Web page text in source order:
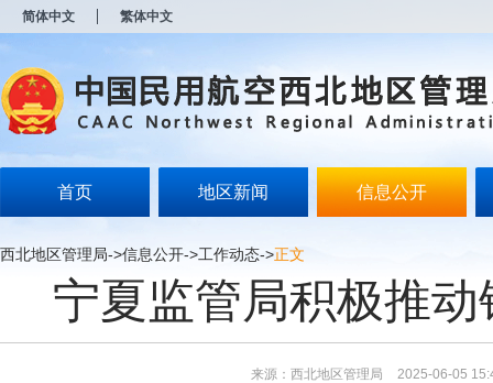
简体中文 繁体中文
首页 地区新闻 信息公开
西北地区管理局->信息公开->工作动态->正文
宁夏监管局积极推
来源：西北地区管理局 2025-06-05
开
无
障
说
按
Alt
键